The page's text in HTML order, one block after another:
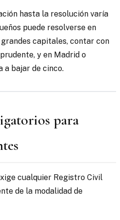
hasta la resolución varía
puede resolverse en
capitales, contar con
y en Madrid o
a bajar de cinco.
para
cualquier Registro Civil
de la modalidad de